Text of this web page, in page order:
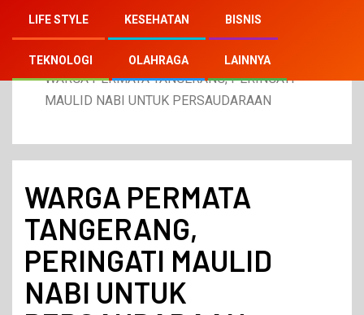
LIFE STYLE KESEHATAN BISNIS
TEKNOLOGI OLAHRAGA LAINNYA
Home September
21
WARGA PERMATA TANGERANG, PERINGATI
MAULID NABI UNTUK PERSAUDARAAN
WARGA PERMATA
TANGERANG,
PERINGATI MAULID
NABI UNTUK